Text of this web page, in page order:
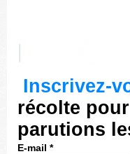
Inscrivez-
récolte
parutions
E-mail *